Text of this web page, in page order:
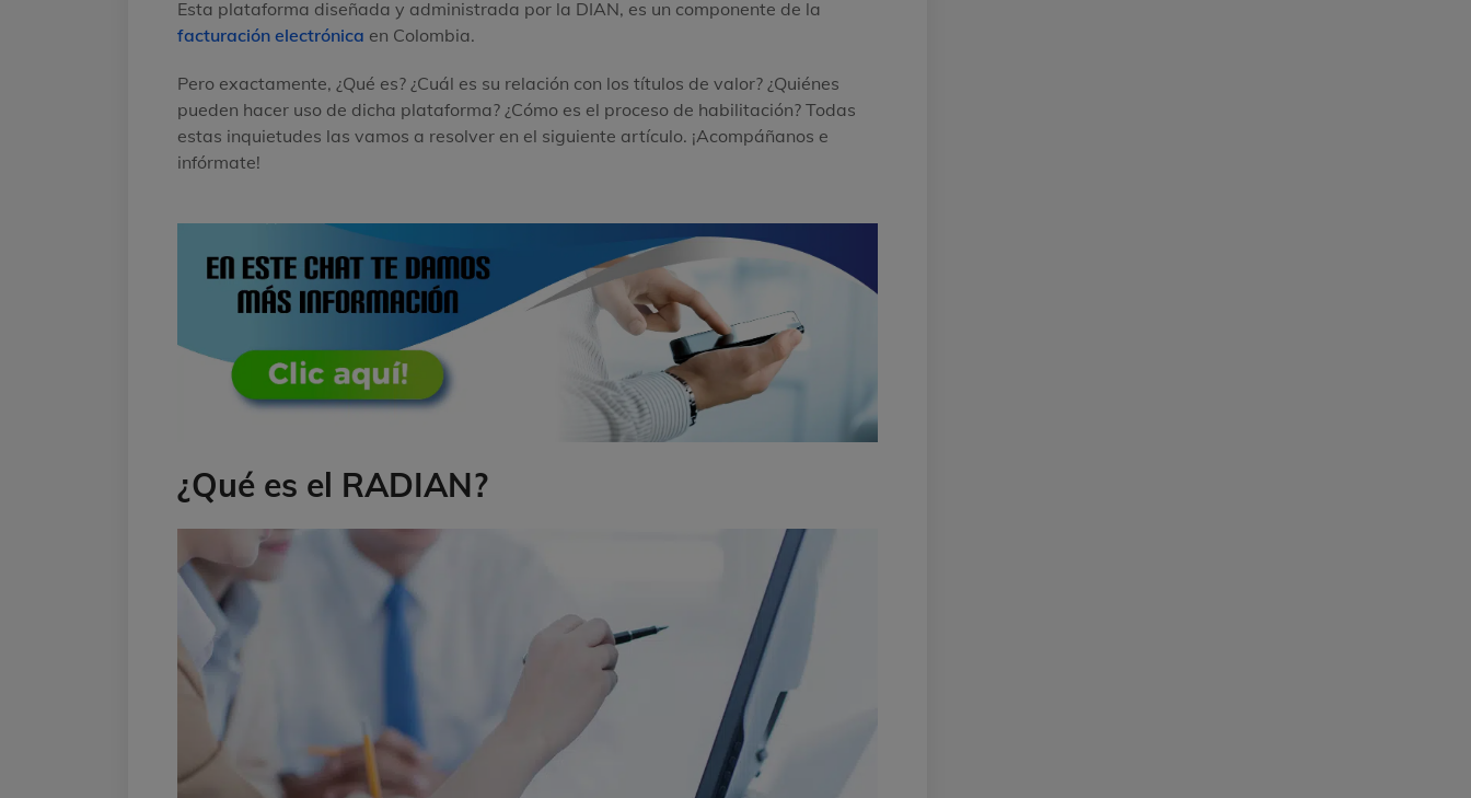
Esta plataforma diseñada y administrada por la DIAN, es un componente de la
facturación electrónica en Colombia.
Pero exactamente, ¿Qué es? ¿Cuál es su relación con los títulos de valor? ¿Quiénes
pueden hacer uso de dicha plataforma? ¿Cómo es el proceso de habilitación? Todas
estas inquietudes las vamos a resolver en el siguiente artículo. ¡Acompáñanos e
infórmate!
¿Qué es el RADIAN?